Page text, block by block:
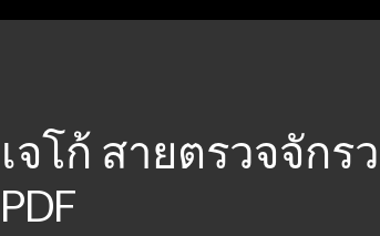
เจโก้ สายตรวจจักร
PDF